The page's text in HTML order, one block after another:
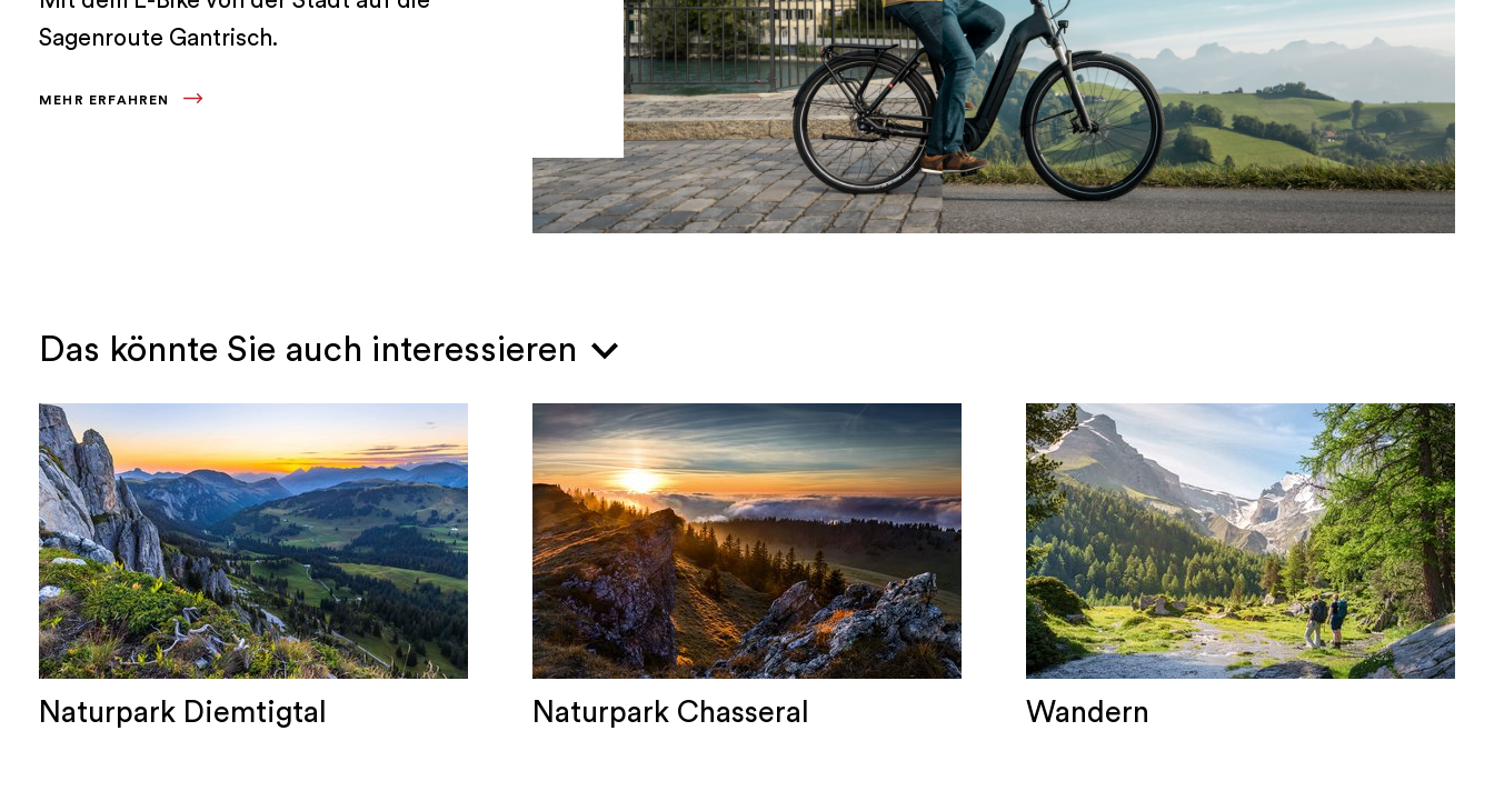
Sagenroute Gantrisch.
MEHR ERFAHREN
Das könnte Sie auch interessieren
Naturpark Diemtigtal Naturpark Chasseral Wandern